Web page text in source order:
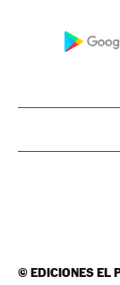
©EDICIONES EL